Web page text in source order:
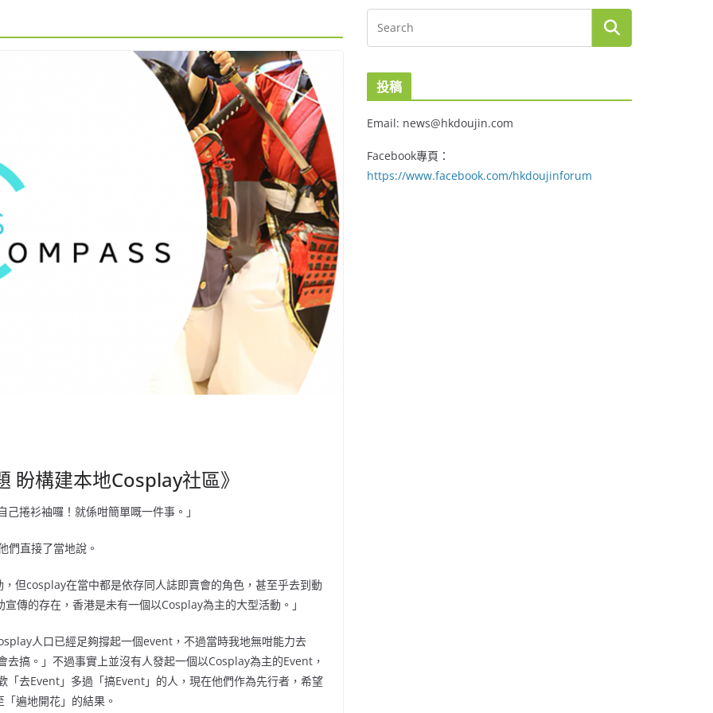
盼構建本地Cosplay社區》
捲衫袖囉！就係咁簡單嘅一件事。」
們直接了當地說。
但cosplay在當中都是依存同人誌即賣會的角色，甚至乎去到動
傳的存在，香港是未有一個以Cosplay為主的大型活動。」
人口已經足夠撐起一個event，不過當時我地無咁能力去
搞。」不過事實上並沒有人發起一個以Cosplay為主的Event，
去Event」多過「搞Event」的人，現在他們作為先行者，希望
遍地開花」的結果。
投稿
Email: news@hkdoujin.com
Facebook專頁：
https://www.facebook.com/hkdoujinforum